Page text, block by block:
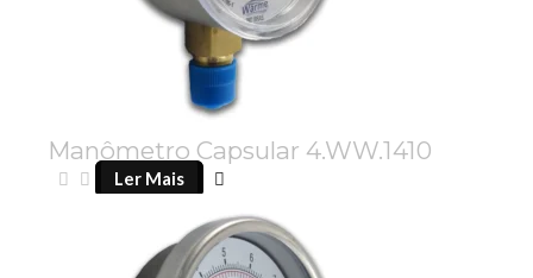
Manômetro Capsular 4.WW.1410
Ler Mais